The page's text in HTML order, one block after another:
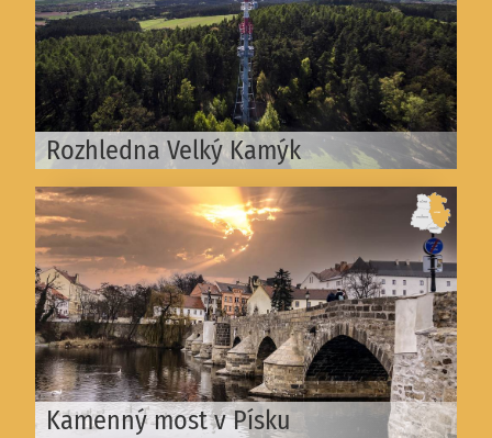
Rozhledna Velký Kamýk
Kamenný most v Písku